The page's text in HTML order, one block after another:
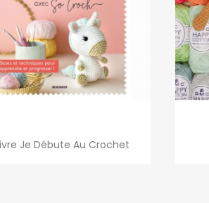
 Aperçu rapide
Je Débute Au Crochet